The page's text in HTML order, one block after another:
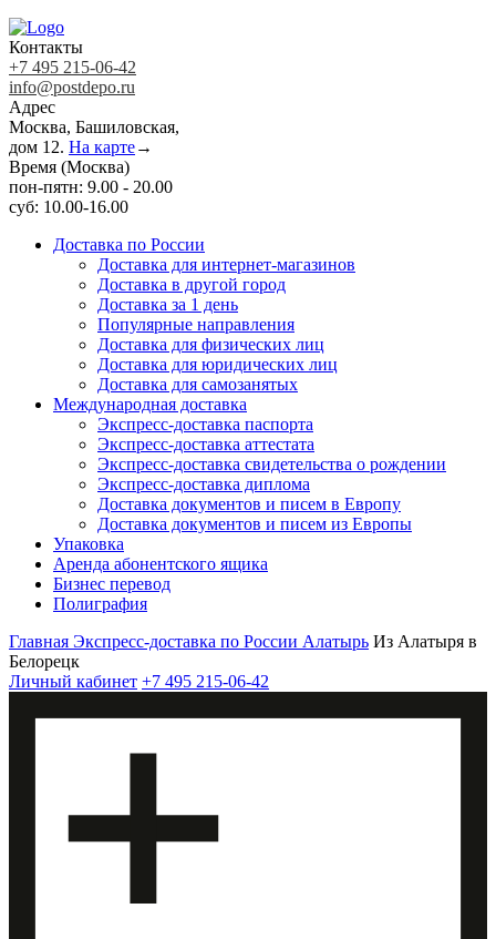
Контакты
+7 495 215-06-42
info@postdepo.ru
Адрес
Москва, Башиловская,
дом 12. На карте→
Время (Москва)
пон-пятн: 9.00 - 20.00
суб: 10.00-16.00
Доставка по России
Доставка для интернет-магазинов
Доставка в другой город
Доставка за 1 день
Популярные направления
Доставка для физических лиц
Доставка для юридических лиц
Доставка для самозанятых
Международная доставка
Экспресс-доставка паспорта
Экспресс-доставка аттестата
Экспресс-доставка свидетельства о рождении
Экспресс-доставка диплома
Доставка документов и писем в Европу
Доставка документов и писем из Европы
Упаковка
Аренда абонентского ящика
Бизнес перевод
Полиграфия
Главная Экспресс-доставка по России Алатырь Из Алатыря в
Белорецк
Личный кабинет +7 495 215-06-42